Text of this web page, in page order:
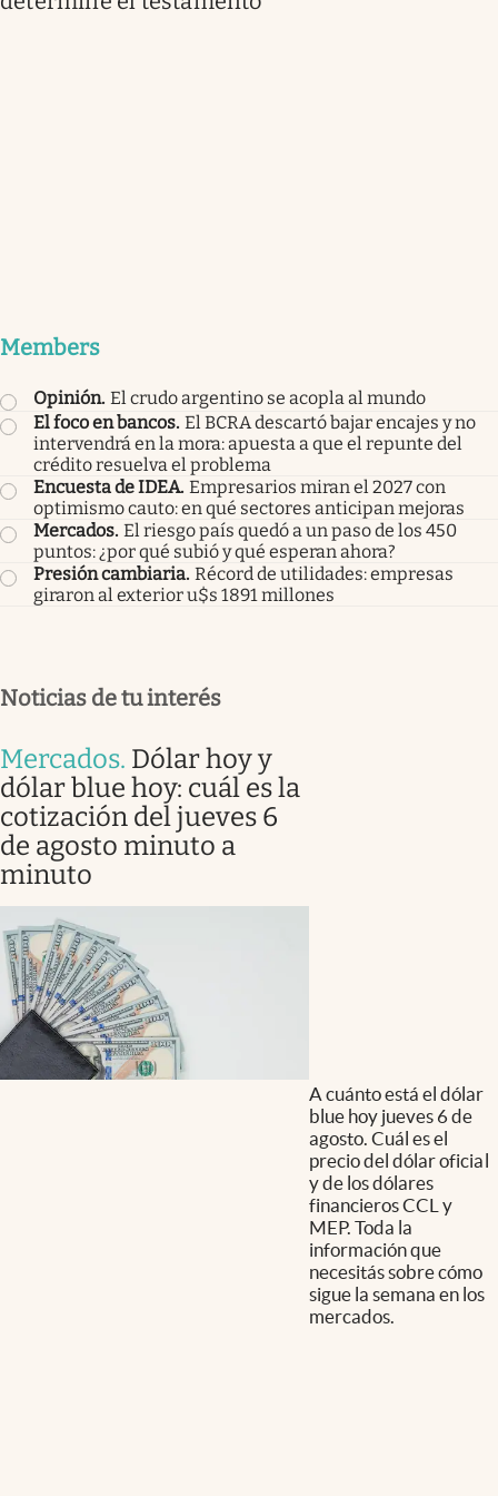
Members
Opinión. El crudo argentino se acopla al mundo
El foco en bancos. El BCRA descartó bajar encajes y no
intervendrá en la mora: apuesta a que el repunte del
crédito resuelva el problema
Encuesta de IDEA. Empresarios miran el 2027 con
optimismo cauto: en qué sectores anticipan mejoras
Mercados. El riesgo país quedó a un paso de los 450
puntos: ¿por qué subió y qué esperan ahora?
Presión cambiaria. Récord de utilidades: empresas
giraron al exterior u$s 1891 millones
Noticias de tu interés
Mercados. Dólar hoy y
dólar blue hoy: cuál es la
cotización del jueves 6
de agosto minuto a
minuto
A cuánto está el dólar
blue hoy jueves 6 de
agosto. Cuál es el
precio del dólar oficial
y de los dólares
financieros CCL y
MEP. Toda la
información que
necesitás sobre cómo
sigue la semana en los
mercados.